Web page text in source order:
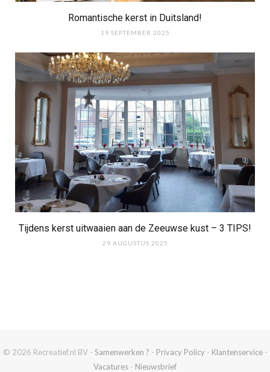
Romantische kerst in Duitsland!
19 SEPTEMBER 2025
Tijdens kerst uitwaaien aan de Zeeuwse kust – 3 TIPS!
29 AUGUSTUS 2025
© 2026 Recreatief.nl BV - Samenwerken ? - Privacy Policy- Klantenservice-
Vacatures - Nieuwsbrief